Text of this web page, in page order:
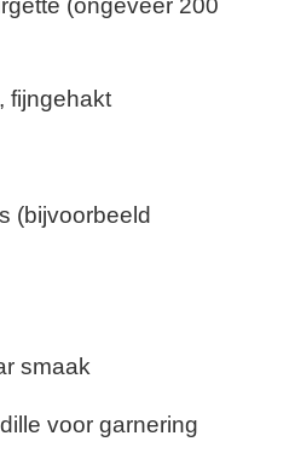
(ongeveer 200
fijngehakt
(bijvoorbeeld
smaak
voor garnering